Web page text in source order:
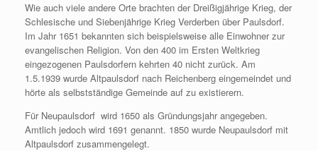
Wie auch viele andere Orte brachten der Dreißigjährige Krieg, der
Schlesische und Siebenjährige Krieg Verderben über Paulsdorf.
Im Jahr 1651 bekannten sich beispielsweise alle Einwohner zur
evangelischen Religion. Von den 400 im Ersten Weltkrieg
eingezogenen Paulsdorfern kehrten 40 nicht zurück. Am
1.5.1939 wurde Altpaulsdorf nach Reichenberg eingemeindet und
hörte als selbstständige Gemeinde auf zu existierern.
Für Neupaulsdorf wird 1650 als Gründungsjahr angegeben.
Amtlich jedoch wird 1691 genannt. 1850 wurde Neupaulsdorf mit
Altpaulsdorf zusammengelegt.